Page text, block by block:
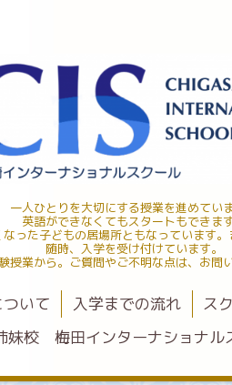
一人ひとりを大切にする授業を進めていま
英語ができなくてもスタートもできます
った子どもの居場所ともなっています。
随時、入学を受け付けています。
授業から。ご質問やご不明な点は、お問
ついて 入学までの流れ ス
妹校 梅田インターナショナル